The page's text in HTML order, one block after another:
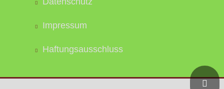
Impressum
Haftungsausschluss